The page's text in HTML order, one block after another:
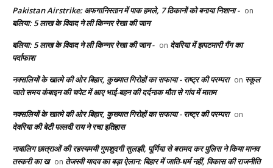
Pakistan Airstrike: अफगानिस्तान में पाक हमले, 7 ठिकानों को बनाया निशाना - on
बलिया: 5 लाख के विवाद ने ली किन्नर रेखा की जान
बलिया: 5 लाख के विवाद ने ली किन्नर रेखा की जान - on देवरिया में झपटमारी गैंग का
पर्दाफाश
नक्सलियों के खात्मे की ओर बिहार, कुख्यात गिरोहों का सफाया - राष्ट्र की परम्परा on स्कूल
जाते समय कंबाइन की चपेट में आए भाई-बहन की दर्दनाक मौत से गांव में मातम
नक्सलियों के खात्मे की ओर बिहार, कुख्यात गिरोहों का सफाया - राष्ट्र की परम्परा on
देवरिया की बेटी पल्लवी राय ने रचा इतिहास
नाबालिग छात्राओं की रहस्यमयी गुमशुदगी सुलझी, पूर्णिया से बरामद कर पुलिस ने किया मानव
तस्करी का ख on तेजस्वी यादव का बड़ा ऐलान: बिहार में जाति-धर्म नहीं, विकास की राजनीति